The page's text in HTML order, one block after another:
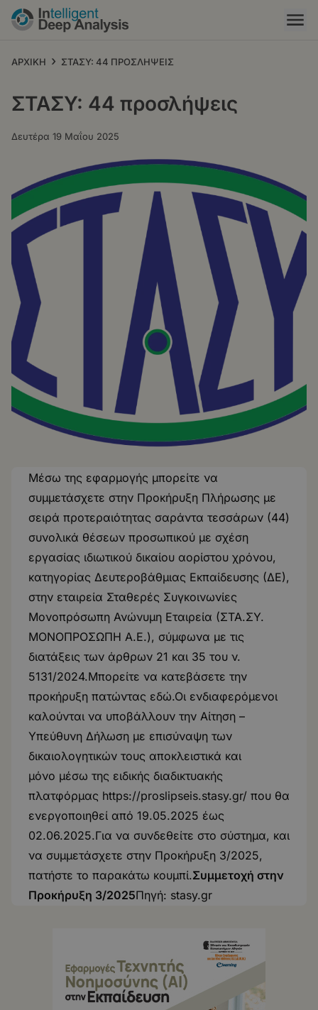
Παράκαμψη
προς
κυρίως
ΑΡΧΙΚΗ › ΣΤΑΣΥ: 44 ΠΡΟΣΛΗΨΕΙΣ
ΣΤΑΣΥ: 44 προσλήψεις
Δευτέρα 19 Μαΐου 2025
Μέσω της εφαρμογής μπορείτε να
συμμετάσχετε στην Προκήρυξη Πλήρωσης με
σειρά προτεραιότητας σαράντα τεσσάρων (44)
συνολικά θέσεων προσωπικού με σχέση
εργασίας ιδιωτικού δικαίου αορίστου χρόνου,
κατηγορίας Δευτεροβάθμιας Εκπαίδευσης (ΔΕ),
στην εταιρεία Σταθερές Συγκοινωνίες
Μονοπρόσωπη Ανώνυμη Εταιρεία (ΣΤΑ.ΣΥ.
ΜΟΝΟΠΡΟΣΩΠΗ Α.Ε.), σύμφωνα με τις
διατάξεις των άρθρων 21 και 35 του ν.
5131/2024.Μπορείτε να κατεβάσετε την
προκήρυξη πατώντας εδώ.Οι ενδιαφερόμενοι
καλούνται να υποβάλλουν την Αίτηση –
Υπεύθυνη Δήλωση με επισύναψη των
δικαιολογητικών τους αποκλειστικά και
μόνο μέσω της ειδικής διαδικτυακής
πλατφόρμας https://proslipseis.stasy.gr/ που θα
ενεργοποιηθεί από 19.05.2025 έως
02.06.2025.Για να συνδεθείτε στο σύστημα, και
να συμμετάσχετε στην Προκήρυξη 3/2025,
πατήστε το παρακάτω κουμπί.Συμμετοχή στην
Προκήρυξη 3/2025Πηγή: stasy.gr